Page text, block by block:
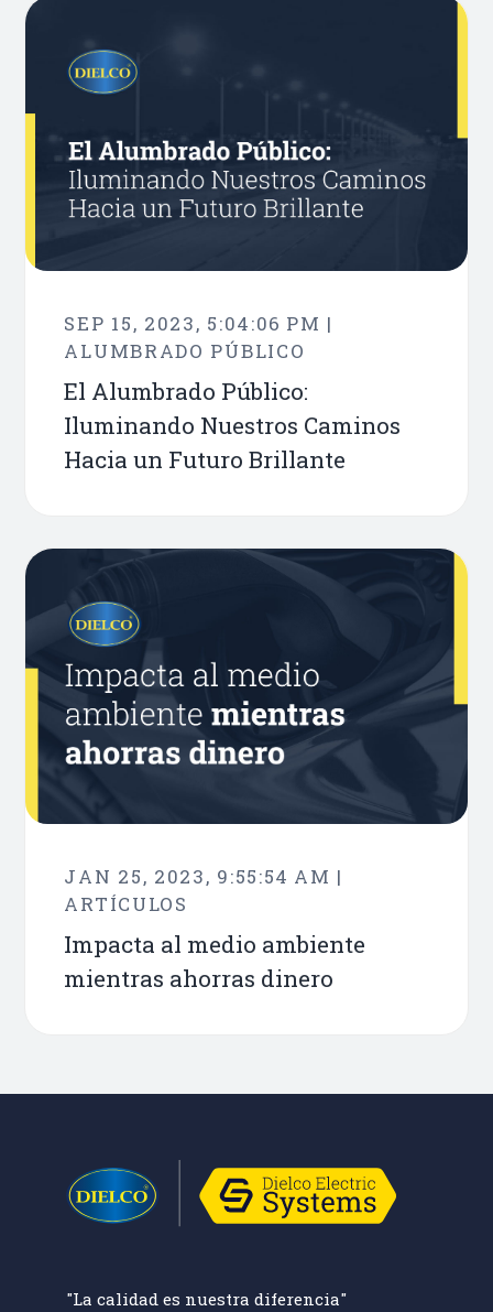
SEP 15, 2023, 5:04:06 PM |
ALUMBRADO PÚBLICO
El Alumbrado Público:
Iluminando Nuestros Caminos
Hacia un Futuro Brillante
JAN 25, 2023, 9:55:54 AM |
ARTÍCULOS
Impacta al medio ambiente
mientras ahorras dinero
"La calidad es nuestra diferencia"